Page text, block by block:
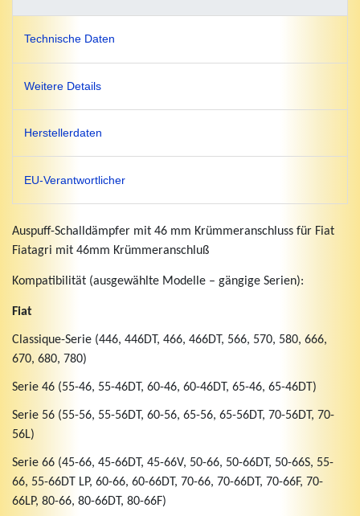
Technische Daten
Weitere Details
Herstellerdaten
EU-Verantwortlicher
Auspuff-Schalldämpfer mit 46 mm Krümmeranschluss für Fiat
Fiatagri mit 46mm Krümmeranschluß
Kompatibilität (ausgewählte Modelle – gängige Serien):
Fiat
Classique-Serie (446, 446DT, 466, 466DT, 566, 570, 580, 666,
670, 680, 780)
Serie 46 (55-46, 55-46DT, 60-46, 60-46DT, 65-46, 65-46DT)
Serie 56 (55-56, 55-56DT, 60-56, 65-56, 65-56DT, 70-56DT, 70-
56L)
Serie 66 (45-66, 45-66DT, 45-66V, 50-66, 50-66DT, 50-66S, 55-
66, 55-66DT LP, 60-66, 60-66DT, 70-66, 70-66DT, 70-66F, 70-
66LP, 80-66, 80-66DT, 80-66F)